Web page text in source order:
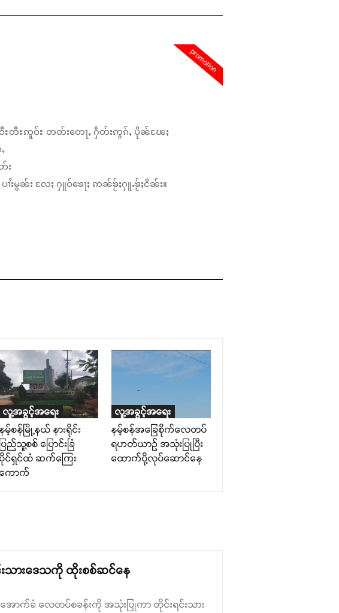
promotion
ႇဝီႊတီႊဢူဝ်ႊ တတ်းတေႃႇ ႁဵတ်းဢွၵ်ႇ ပိုၼ်ၽႄႈ
း
ပၢႆးမွၼ်း လႄႈ ႁူဝ်ၶေႃႈ ဢၼ်ၶႂ်ႈႁူႉၶႂ်ႈငိၼ်း။
လူ့အခွင့်အရေး
နမ့်စန်မြို့နယ် နားရိုင်း
ပြည်သူ့စစ် ပြောင်းခြံ
ပိုင်ရှင်ထံ ဆက်ကြေး
ကောက်
လူ့အခွင့်အရေး
နမ့်စန်အခြေစိုက်လေတပ်
ရဟတ်ယာဉ် အသုံးပြုပြီး
ထောက်ပို့လုပ်ဆောင်နေ
းသားဒေသကို ထိုးစစ်ဆင်နေ
ောက်ခံ လေတပ်စခန်းကို အသုံးပြုကာ တိုင်းရင်းသား